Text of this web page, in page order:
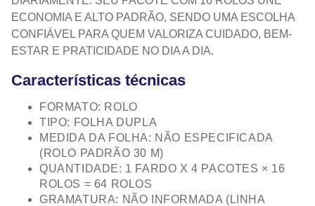
ECONOMIA E ALTO PADRÃO, SENDO UMA ESCOLHA
CONFIÁVEL PARA QUEM VALORIZA CUIDADO, BEM-
ESTAR E PRATICIDADE NO DIA A DIA.
Características técnicas
FORMATO: ROLO
TIPO: FOLHA DUPLA
MEDIDA DA FOLHA: NÃO ESPECIFICADA
(ROLO PADRÃO 30 M)
QUANTIDADE: 1 FARDO X 4 PACOTES × 16
ROLOS = 64 ROLOS
GRAMATURA: NÃO INFORMADA (LINHA